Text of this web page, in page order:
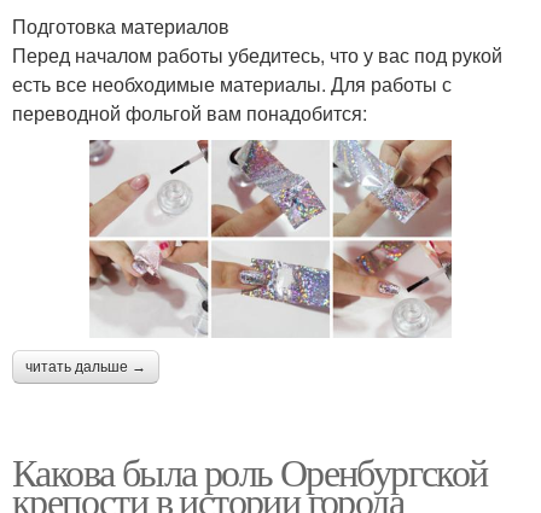
Подготовка материалов
Перед началом работы убедитесь, что у вас под рукой
есть все необходимые материалы. Для работы с
переводной фольгой вам понадобится:
читать дальше →
Какова была роль Оренбургской
крепости в истории города